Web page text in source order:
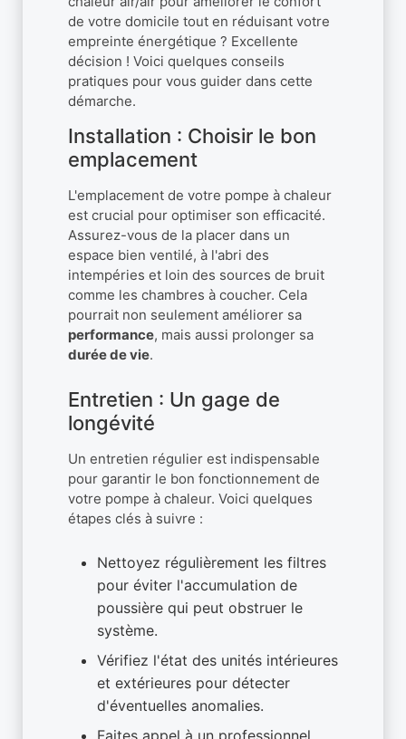
de votre domicile tout en réduisant votre
empreinte énergétique ? Excellente
décision ! Voici quelques conseils
pratiques pour vous guider dans cette
démarche.
Installation : Choisir le bon
emplacement
L'emplacement de votre pompe à chaleur
est crucial pour optimiser son efficacité.
Assurez-vous de la placer dans un
espace bien ventilé, à l'abri des
intempéries et loin des sources de bruit
comme les chambres à coucher. Cela
pourrait non seulement améliorer sa
performance, mais aussi prolonger sa
durée de vie.
Entretien : Un gage de
longévité
Un entretien régulier est indispensable
pour garantir le bon fonctionnement de
votre pompe à chaleur. Voici quelques
étapes clés à suivre :
Nettoyez régulièrement les filtres
pour éviter l'accumulation de
poussière qui peut obstruer le
système.
Vérifiez l'état des unités intérieures
et extérieures pour détecter
d'éventuelles anomalies.
Faites appel à un professionnel